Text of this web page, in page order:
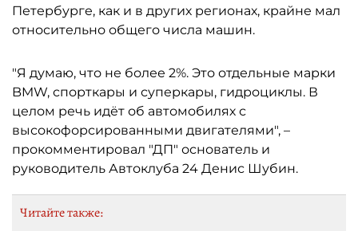
Петербурге, как и в других регионах, крайне мал
относительно общего числа машин.
"Я думаю, что не более 2%. Это отдельные марки
BMW, спорткары и суперкары, гидроциклы. В
целом речь идёт об автомобилях с
высокофорсированными двигателями", –
прокомментировал "ДП" основатель и
руководитель Автоклуба 24 Денис Шубин.
Читайте также: